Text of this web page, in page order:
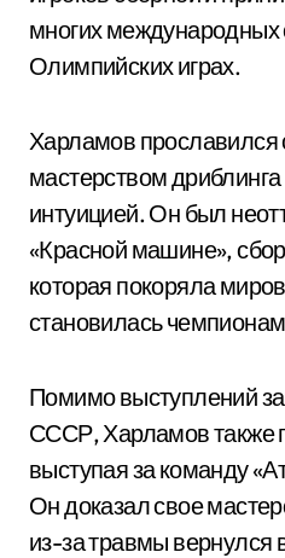
многих международных
Олимпийских играх.
Харламов прославился
мастерством
интуицией. Он был
«Красной машине»,
которая покоряла
становилась
Помимо выступлений
СССР, Харламов также
выступая за команду
Он доказал свое
из-за травмы вернулся